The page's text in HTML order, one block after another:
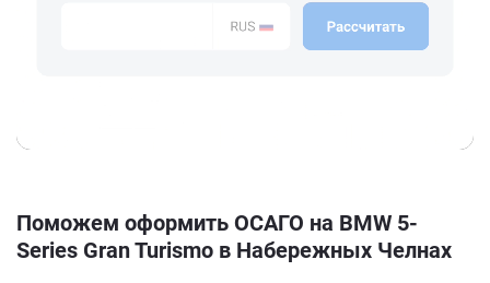
Поможем оформить ОСАГО на BMW 5-
Series Gran Turismo в Набережных Челнах